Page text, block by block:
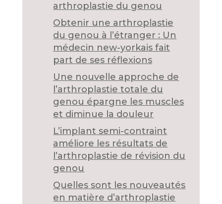
arthroplastie du genou
Obtenir une arthroplastie
du genou à l’étranger : Un
médecin new-yorkais fait
part de ses réflexions
Une nouvelle approche de
l’arthroplastie totale du
genou épargne les muscles
et diminue la douleur
L’implant semi-contraint
améliore les résultats de
l’arthroplastie de révision du
genou
Quelles sont les nouveautés
en matière d’arthroplastie